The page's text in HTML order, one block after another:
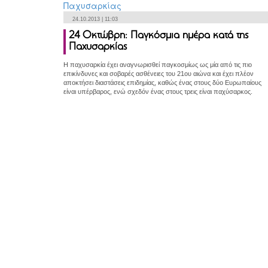
24.10.2013 | 11:03
24 Οκτώβρη: Παγκόσμια ημέρα κατά της
Παχυσαρκίας
Η παχυσαρκία έχει αναγνωρισθεί παγκοσμίως ως μία από τις πιο
επικίνδυνες και σοβαρές ασθένειες του 21ου αιώνα και έχει πλέον
αποκτήσει διαστάσεις επιδημίας, καθώς ένας στους δύο Ευρωπαίους
είναι υπέρβαρος, ενώ σχεδόν ένας στους τρεις είναι παχύσαρκος.